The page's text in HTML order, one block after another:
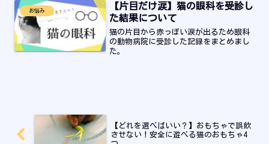
お悩み
【片目だけ涙】猫の眼科を受診し
た結果について
猫の片目から赤っぽい涙が出るため眼科
の動物病院に受診した記録をまとめまし
た。
【どれを選べばいい？】おもちゃで誤飲
させない！安全に遊べる猫のおもちゃ4